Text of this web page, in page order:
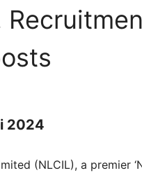
2024
(NLCIL), a premier